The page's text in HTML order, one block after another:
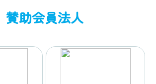
賛助会員法人